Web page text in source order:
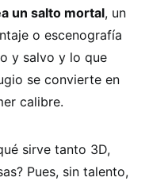
un salto mortal, un
o escenografía
y salvo y lo que
se convierte en
calibre.
sirve tanto 3D,
Pues, sin talento,